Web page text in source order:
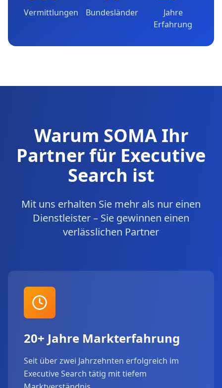
Vermittlungen Bundesländer
Jahre
Erfahrung
Warum SOMA Ihr
Partner für Executive
Search ist
Mit uns erhalten Sie mehr als nur einen
Dienstleister – Sie gewinnen einen
verlässlichen Partner
20+ Jahre Markterfahrung
Seit über zwei Jahrzehnten erfolgreich im
Executive Search tätig mit tiefem